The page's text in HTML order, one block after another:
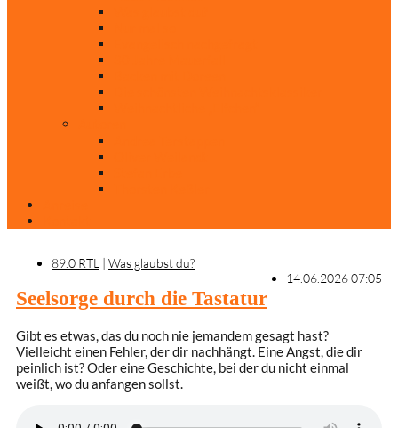
89.0 RTL | Was glaubst du?
14.06.2026 07:05
Seelsorge durch die Tastatur
Gibt es etwas, das du noch nie jemandem gesagt hast?
Vielleicht einen Fehler, der dir nachhängt. Eine Angst, die dir
peinlich ist? Oder eine Geschichte, bei der du nicht einmal
weißt, wo du anfangen sollst.